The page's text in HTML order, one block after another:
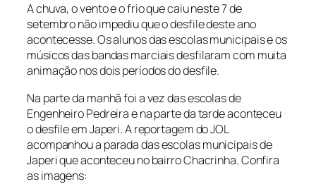
A chuva, o vento e o frio que caiu neste 7 de
setembro não impediu que o desfile deste ano
acontecesse. Os alunos das escolas municipais e os
músicos das bandas marciais desfilaram com muita
animação nos dois períodos do desfile.
Na parte da manhã foi a vez das escolas de
Engenheiro Pedreira e na parte da tarde aconteceu
o desfile em Japeri. A reportagem do JOL
acompanhou a parada das escolas municipais de
Japeri que aconteceu no bairro Chacrinha. Confira
as imagens: